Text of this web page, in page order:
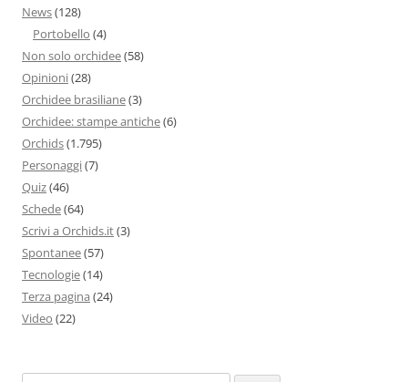
News(128)
Portobello (4)
Non solo orchidee(58)
Opinioni(28)
Orchidee brasiliane(3)
Orchidee: stampe antiche(6)
Orchids(1.795)
Personaggi(7)
Quiz(46)
Schede(64)
Scrivi a Orchids.it(3)
Spontanee(57)
Tecnologie(14)
Terza pagina (24)
Video (22)